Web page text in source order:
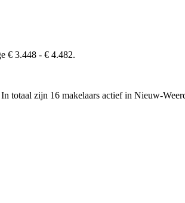
€ 3.448 - € 4.482.
In totaal zijn 16 makelaars actief in Nieuw-